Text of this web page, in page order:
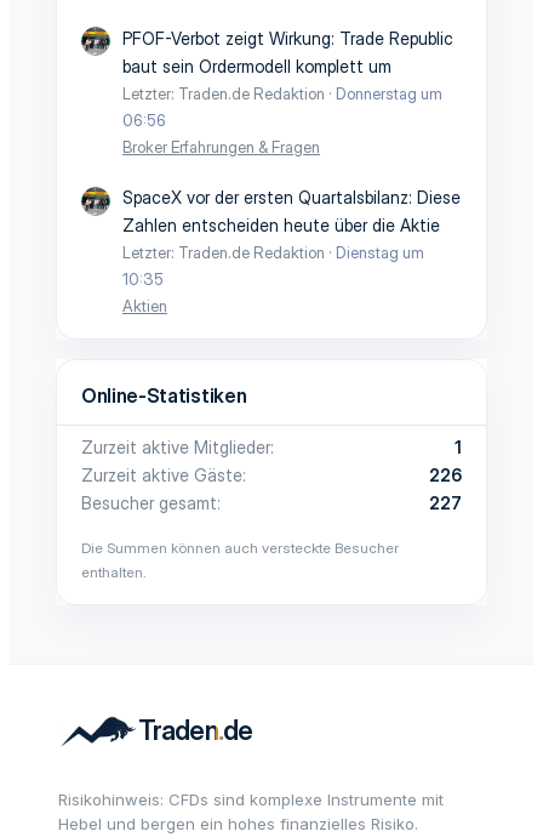
PFOF-Verbot zeigt Wirkung: Trade Republic
baut sein Ordermodell komplett um
Letzter: Traden.de Redaktion
Donnerstag um
06:56
Broker Erfahrungen & Fragen
SpaceX vor der ersten Quartalsbilanz: Diese
Zahlen entscheiden heute über die Aktie
Letzter: Traden.de Redaktion
Dienstag um
10:35
Aktien
Online-Statistiken
Zurzeit aktive Mitglieder
1
Zurzeit aktive Gäste
226
Besucher gesamt
227
Die Summen können auch versteckte Besucher
enthalten.
Risikohinweis: CFDs sind komplexe Instrumente mit
Hebel und bergen ein hohes finanzielles Risiko.